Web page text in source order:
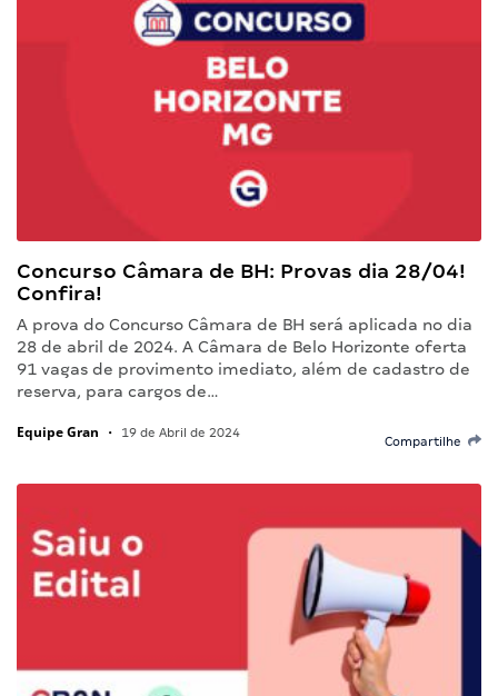
Concurso Câmara de BH: Provas dia 28/04!
Confira!
A prova do Concurso Câmara de BH será aplicada no dia
28 de abril de 2024. A Câmara de Belo Horizonte oferta
91 vagas de provimento imediato, além de cadastro de
reserva, para cargos de…
Equipe Gran • 19 de Abril de 2024
Compartilhe